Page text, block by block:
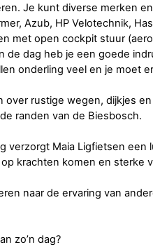
Je kunt diverse merken
Azub, HP Velotechnik,
met open cockpit stuur
de dag heb je een goede
onderling veel en je moet
over rustige wegen, dijkjes
randen van de Biesbosch.
verzorgt Maia Ligfietsen een
krachten komen en sterke
naar de ervaring van
zo’n dag?